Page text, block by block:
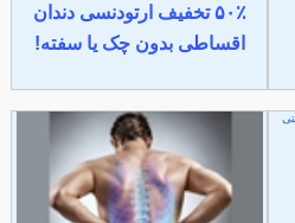
۵۰٪ تخفیف ارتودنسی دندان
اقساطی بدون چک یا سفته!